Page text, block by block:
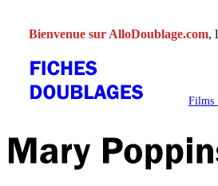
Bienvenue sur AlloDoublage.com,
Films